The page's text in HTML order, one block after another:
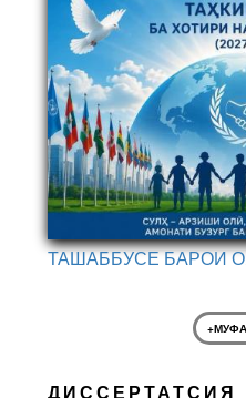
ТАШАББУСЕ БАРОИ
ДИССЕРТАТСИЯ